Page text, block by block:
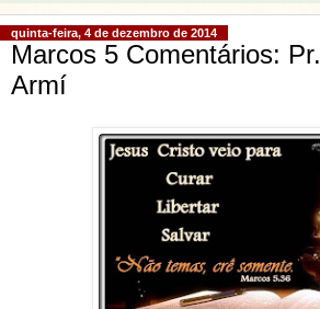
quinta-feira, 4 de dezembro de 2014
Marcos 5 Comentários:
Armí